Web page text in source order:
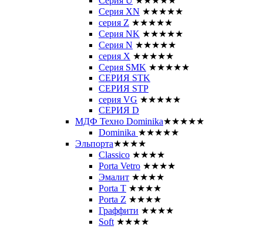
Серия XN ★★★★★
серия Z ★★★★★
Серия NK ★★★★★
Серия N ★★★★★
серия X ★★★★★
Серия SMK ★★★★★
СЕРИЯ STK
СЕРИЯ STP
серия VG ★★★★★
СЕРИЯ D
МДФ Техно Dominika★★★★★
Dominika ★★★★★
Эльпорта★★★★
Classico ★★★★
Porta Vetro ★★★★
Эмалит ★★★★
Porta T ★★★★
Porta Z ★★★★
Граффити ★★★★
Soft ★★★★